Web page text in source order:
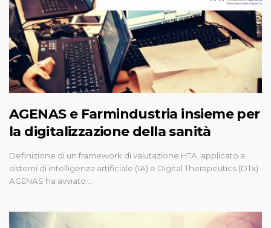
AGENAS e Farmindustria insieme per
la digitalizzazione della sanità
Definizione di un framework di valutazione HTA, applicato a
sistemi di intelligenza artificiale (IA) e Digital Therapeutics (DTx)
AGENAS ha avviato…